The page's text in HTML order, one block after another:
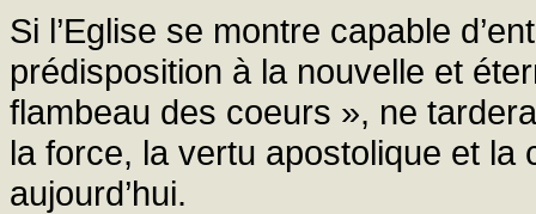
Si l’Eglise se montre capable
prédisposition à la nouvelle et
flambeau des coeurs », ne
la force, la vertu apostolique et la
aujourd’hui.